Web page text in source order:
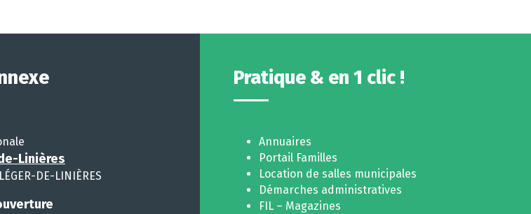
Linières
DE-LINIÈRES
Pratique & en 1 clic !
Annuaires
Portail Familles
Location de salles municipales
Démarches administratives
FIL – Magazines